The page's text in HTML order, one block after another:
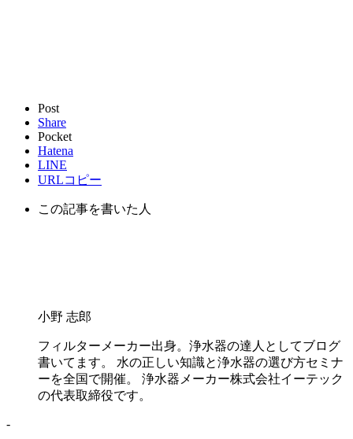
Post
Share
Pocket
Hatena
LINE
URLコピー
この記事を書いた人
小野 志郎
フィルターメーカー出身。浄水器の達人としてブログ
書いてます。 水の正しい知識と浄水器の選び方セミナ
ーを全国で開催。 浄水器メーカー株式会社イーテック
の代表取締役です。
-